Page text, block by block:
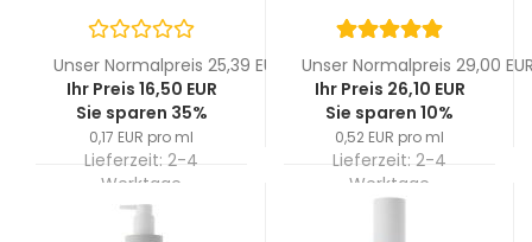
Unser Normalpreis 25,39 EUR
Ihr Preis 16,50 EUR
Sie sparen 35%
0,17 EUR pro ml
Lieferzeit: 2-4
Werktage
Unser Normalpreis 29,00
Ihr Preis 26,10 EUR
Sie sparen 10%
0,52 EUR pro ml
Lieferzeit: 2-4
Werktage